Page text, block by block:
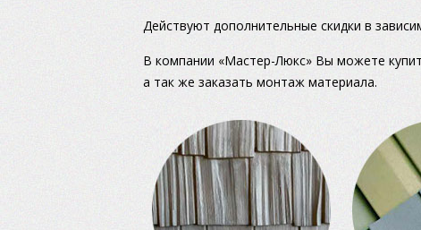
Действуют дополнительные скидки в
В компании «Мастер-Люкс» Вы можете
а так же заказать монтаж материала.